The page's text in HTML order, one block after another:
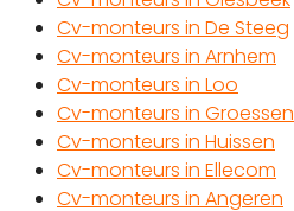
Cv-monteurs in De Steeg
Cv-monteurs in Arnhem
Cv-monteurs in Loo
Cv-monteurs in Groessen
Cv-monteurs in Huissen
Cv-monteurs in Ellecom
Cv-monteurs in Angeren